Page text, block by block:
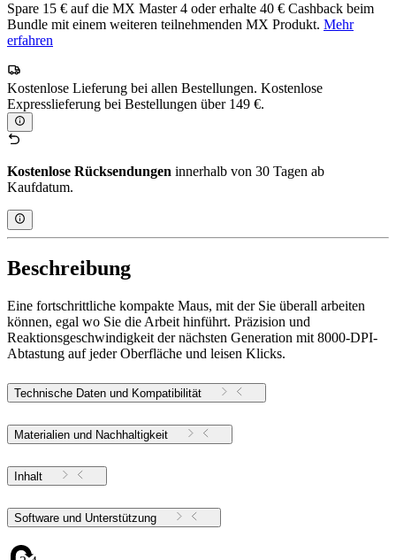
Spare 15 € auf die MX Master 4 oder erhalte 40 € Cashback beim
Bundle mit einem weiteren teilnehmenden MX Produkt. Mehr
erfahren
Kostenlose Lieferung bei allen Bestellungen. Kostenlose
Expresslieferung bei Bestellungen über 149 €.
Kostenlose Rücksendungen innerhalb von 30 Tagen ab
Kaufdatum.
Beschreibung
Eine fortschrittliche kompakte Maus, mit der Sie überall arbeiten
können, egal wo Sie die Arbeit hinführt. Präzision und
Reaktionsgeschwindigkeit der nächsten Generation mit 8000-DPI-
Abtastung auf jeder Oberfläche und leisen Klicks.
Technische Daten und Kompatibilität
Materialien und Nachhaltigkeit
Inhalt
Software und Unterstützung